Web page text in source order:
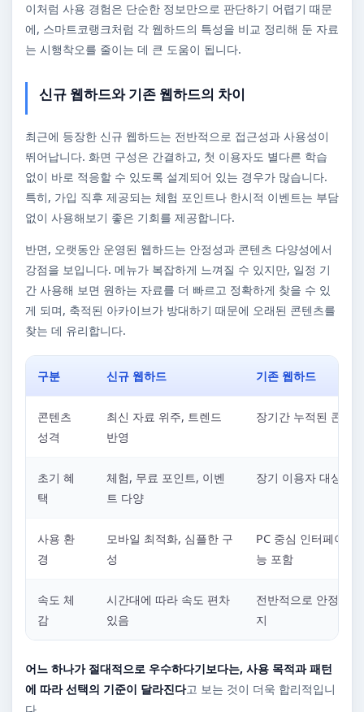
이처럼 사용 경험은 단순한 정보만으로 판단하기 어렵기 때문
에, 스마트코랭크처럼 각 웹하드의 특성을 비교 정리해 둔 자료
는 시행착오를 줄이는 데 큰 도움이 됩니다.
신규 웹하드와 기존 웹하드의 차이
최근에 등장한 신규 웹하드는 전반적으로 접근성과 사용성이
뛰어납니다. 화면 구성은 간결하고, 첫 이용자도 별다른 학습
없이 바로 적응할 수 있도록 설계되어 있는 경우가 많습니다.
특히, 가입 직후 제공되는 체험 포인트나 한시적 이벤트는 부담
없이 사용해보기 좋은 기회를 제공합니다.
반면, 오랫동안 운영된 웹하드는 안정성과 콘텐츠 다양성에서
강점을 보입니다. 메뉴가 복잡하게 느껴질 수 있지만, 일정 기
간 사용해 보면 원하는 자료를 더 빠르고 정확하게 찾을 수 있
게 되며, 축적된 아카이브가 방대하기 때문에 오래된 콘텐츠를
찾는 데 유리합니다.
구분 신규 웹하드 기존 웹하드
콘텐츠
성격
최신 자료 위주, 트렌드
반영
장기간 누적된 콘텐
초기 혜
택
체험, 무료 포인트, 이벤
트 다양
장기 이용자 대상 혜
사용 환
경
모바일 최적화, 심플한 구
성
PC 중심 인터페이스,
능 포함
속도 체
감
시간대에 따라 속도 편차
있음
전반적으로 안정적
지
어느 하나가 절대적으로 우수하다기보다는, 사용 목적과 패턴
에 따라 선택의 기준이 달라진다고 보는 것이 더욱 합리적입니